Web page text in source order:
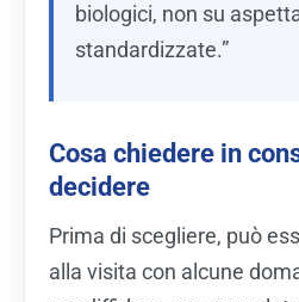
biologici, non su
standardizzate.”
Cosa chiedere in
decidere
Prima di scegliere, può
alla visita con alcune